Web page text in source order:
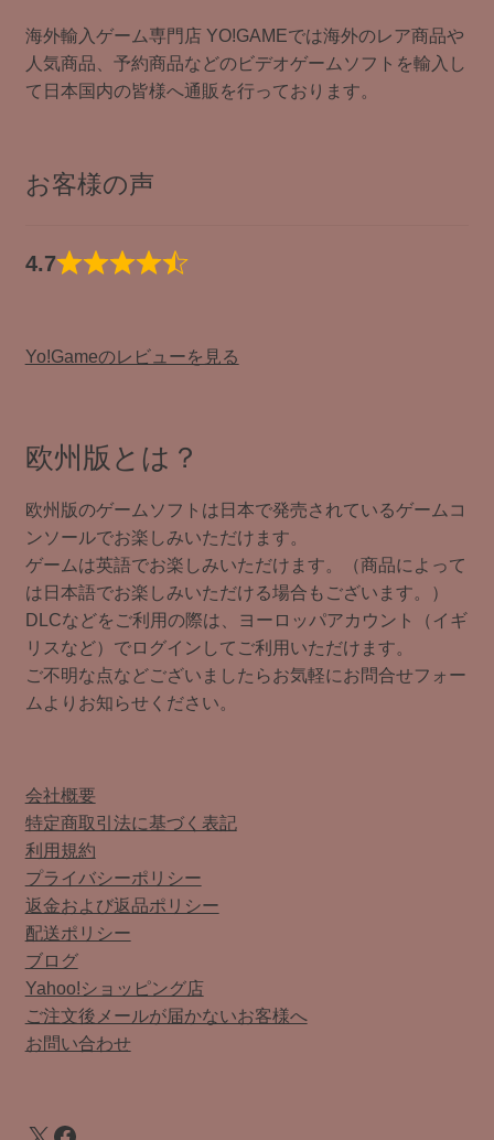
海外輸入ゲーム専門店 YO!GAMEでは海外のレア商品や
人気商品、予約商品などのビデオゲームソフトを輸入し
て日本国内の皆様へ通販を行っております。
お客様の声
4.7
Yo!Gameのレビューを見る
欧州版とは？
欧州版のゲームソフトは日本で発売されているゲームコ
ンソールでお楽しみいただけます。
ゲームは英語でお楽しみいただけます。（商品によって
は日本語でお楽しみいただける場合もございます。）
DLCなどをご利用の際は、ヨーロッパアカウント（イギ
リスなど）でログインしてご利用いただけます。
ご不明な点などございましたらお気軽にお問合せフォー
ムよりお知らせください。
会社概要
特定商取引法に基づく表記
利用規約
プライバシーポリシー
返金および返品ポリシー
配送ポリシー
ブログ
Yahoo!ショッピング店
ご注文後メールが届かないお客様へ
お問い合わせ
X Facebook